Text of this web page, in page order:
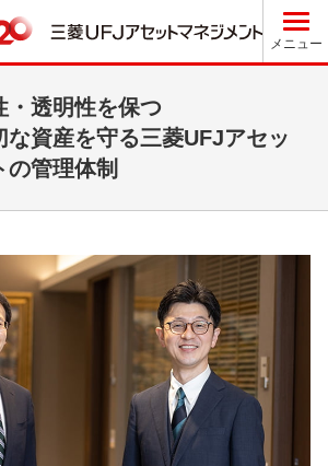
メニュー
・透明性を保つ
な資産を守る三菱UFJアセッ
の管理体制